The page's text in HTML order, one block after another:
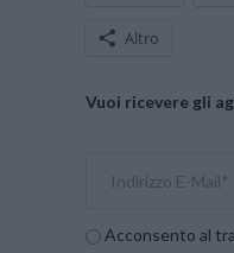
Altro
Vuoi ricevere gli
Acconsento al